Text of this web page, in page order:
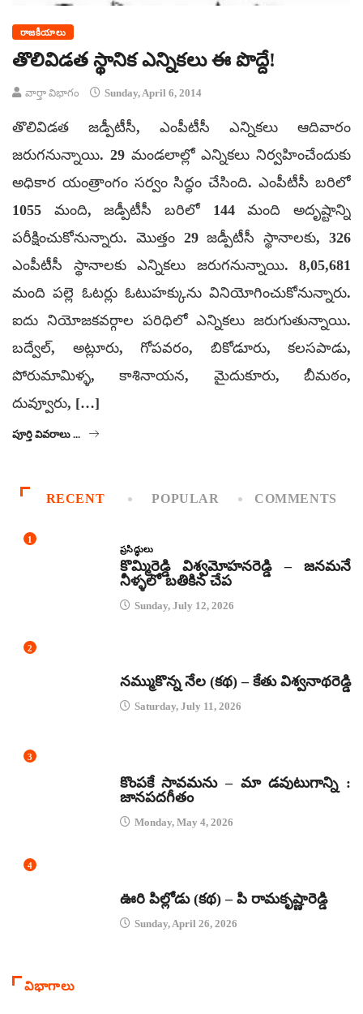
రాజకీయాలు
తొలివిడత స్థానిక ఎన్నికలు ఈ పొద్దే!
వార్తా విభాగం Sunday, April 6, 2014
తొలివిడత జడ్పీటీసీ, ఎంపీటీసీ ఎన్నికలు ఆదివారం
జరుగనున్నాయి. 29 మండలాల్లో ఎన్నికలు నిర్వహించేందుకు
అధికార యంత్రాంగం సర్వం సిద్ధం చేసింది. ఎంపీటీసీ బరిలో
1055 మంది, జడ్పీటీసీ బరిలో 144 మంది అదృష్టాన్ని
పరీక్షించుకోనున్నారు. మొత్తం 29 జడ్పీటీసీ స్థానాలకు, 326
ఎంపీటీసీ స్థానాలకు ఎన్నికలు జరుగనున్నాయి. 8,05,681
మంది పల్లె ఓటర్లు ఓటుహక్కును వినియోగించుకోనున్నారు.
ఐదు నియోజకవర్గాల పరిధిలో ఎన్నికలు జరుగుతున్నాయి.
బద్వేల్, అట్లూరు, గోపవరం, బికోడూరు, కలసపాడు,
పోరుమామిళ్ళ, కాశినాయన, మైదుకూరు, బీమఠం,
దువ్వూరు, […]
పూర్తి వివరాలు ...
RECENT POPULAR COMMENTS
1
ప్రసిద్ధులు
కొమ్మిరెడ్డి విశ్వమోహనరెడ్డి – జనమనే
నీళ్ళలో బతికిన చేప
Sunday, July 12, 2026
2
నమ్ముకొన్న నేల (కథ) – కేతు విశ్వనాథరెడ్డి
Saturday, July 11, 2026
3
కొంపకే సావమను – మా డవుటుగాన్ని :
జానపదగీతం
Monday, May 4, 2026
4
ఊరి పిల్లోడు (కథ) – పి రామకృష్ణారెడ్డి
Sunday, April 26, 2026
విభాగాలు